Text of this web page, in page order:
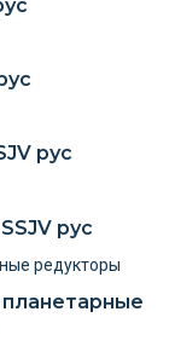
рус
рус